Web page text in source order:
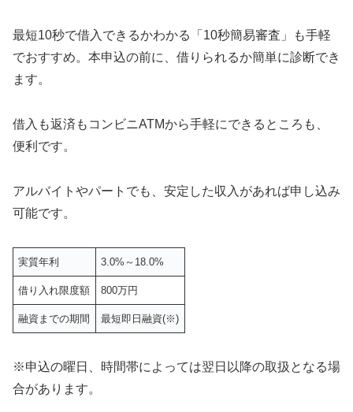
最短10秒で借入できるかわかる「10秒簡易審査」も手軽
でおすすめ。本申込の前に、借りられるか簡単に診断でき
ます。
借入も返済もコンビニATMから手軽にできるところも、
便利です。
アルバイトやパートでも、安定した収入があれば申し込み
可能です。
実質年利 3.0%～18.0%
借り入れ限度額 800万円
融資までの期間 最短即日融資(※)
※申込の曜日、時間帯によっては翌日以降の取扱となる場
合があります。